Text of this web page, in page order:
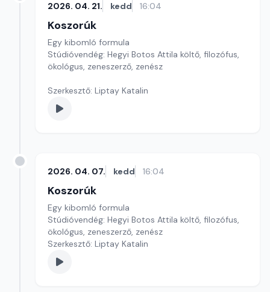
2026. 04. 21. kedd 16:04
Koszorúk
Egy kibomló formula
Stúdióvendég: Hegyi Botos Attila költő, filozófus,
ökológus, zeneszerző, zenész
Szerkesztő: Liptay Katalin
2026. 04. 07. kedd 16:04
Koszorúk
Egy kibomló formula
Stúdióvendég: Hegyi Botos Attila költő, filozófus,
ökológus, zeneszerző, zenész
Szerkesztő: Liptay Katalin